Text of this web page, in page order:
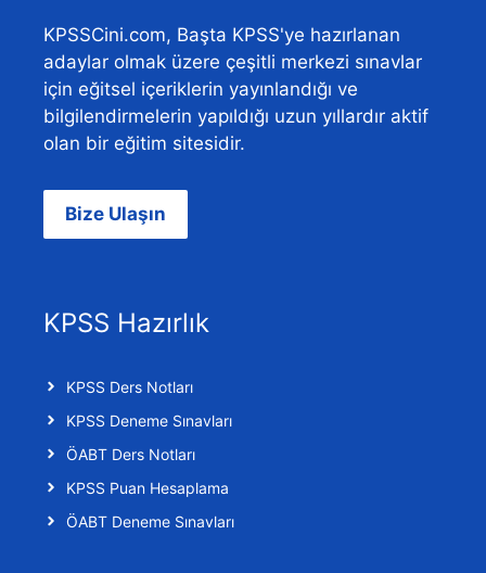
KPSSCini.com, Başta KPSS'ye hazırlanan
adaylar olmak üzere çeşitli merkezi sınavlar
için eğitsel içeriklerin yayınlandığı ve
bilgilendirmelerin yapıldığı uzun yıllardır aktif
olan bir eğitim sitesidir.
Bize Ulaşın
KPSS Hazırlık
KPSS Ders Notları
KPSS Deneme Sınavları
ÖABT Ders Notları
KPSS Puan Hesaplama
ÖABT Deneme Sınavları